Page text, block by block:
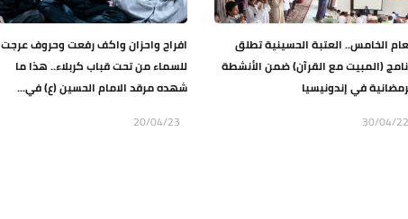
الخامس.. العتبة الحسينية تطلق
(المبيت مع القرآن) ضمن الأنشطة
في إندونيسيا
30/04/22
افراح واحزان واكف رفعت وحروف عرجت
للسماء من تحت قباب كربلاء.. هذا ما
شهده مرقد الامام الحسين (ع) في...
20/04/23